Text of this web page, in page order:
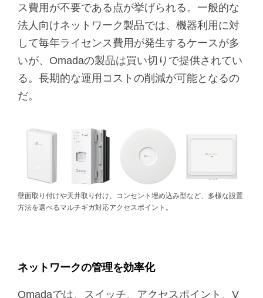
ス費用が不要である点が挙げられる。一般的な
法人向けネットワーク製品では、機器利用に対
して毎年ライセンス費用が発生するケースが多
いが、Omadaの製品は買い切りで提供されてい
る。長期的な運用コストの削減が可能となるの
だ。
壁面取り付けや天井取り付け、コンセント埋め込み型など、多様な設置
方法を選べるマルチギガ対応アクセスポイント。
ネットワークの管理を効率化
Omadaでは、スイッチ、アクセスポイント、V